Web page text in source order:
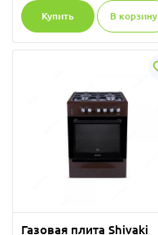
Купить В корзину
Газовая плита Shivaki